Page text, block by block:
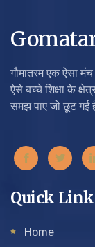
गौमातरम एक ऐसा
ऐसे बच्चे शिक्षा के
समझ पाए जो छूट गई
Quick
Home